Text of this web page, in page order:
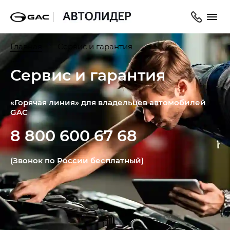
Главная Сервис и гарантия
Сервис и гарантия
«Горячая линия» для владельцев автомобилей
GAC
8 800 600 67 68
(Звонок по России бесплатный)